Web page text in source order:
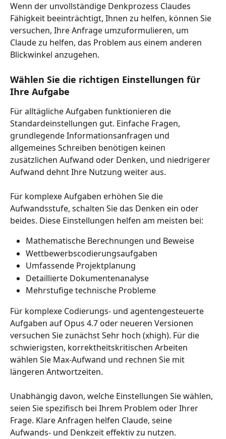
Wenn der unvollständige Denkprozess Claudes
Fähigkeit beeinträchtigt, Ihnen zu helfen, können Sie
versuchen, Ihre Anfrage umzuformulieren, um
Claude zu helfen, das Problem aus einem anderen
Blickwinkel anzugehen.
Wählen Sie die richtigen Einstellungen für
Ihre Aufgabe
Für alltägliche Aufgaben funktionieren die
Standardeinstellungen gut. Einfache Fragen,
grundlegende Informationsanfragen und
allgemeines Schreiben benötigen keinen
zusätzlichen Aufwand oder Denken, und niedrigerer
Aufwand dehnt Ihre Nutzung weiter aus.
Für komplexe Aufgaben erhöhen Sie die
Aufwandsstufe, schalten Sie das Denken ein oder
beides. Diese Einstellungen helfen am meisten bei:
Mathematische Berechnungen und Beweise
Wettbewerbscodierungsaufgaben
Umfassende Projektplanung
Detaillierte Dokumentenanalyse
Mehrstufige technische Probleme
Für komplexe Codierungs- und agentengesteuerte
Aufgaben auf Opus 4.7 oder neueren Versionen
versuchen Sie zunächst Sehr hoch (xhigh). Für die
schwierigsten, korrektheitskritischen Arbeiten
wählen Sie Max-Aufwand und rechnen Sie mit
längeren Antwortzeiten.
Unabhängig davon, welche Einstellungen Sie wählen,
seien Sie spezifisch bei Ihrem Problem oder Ihrer
Frage. Klare Anfragen helfen Claude, seine
Aufwands- und Denkzeit effektiv zu nutzen.